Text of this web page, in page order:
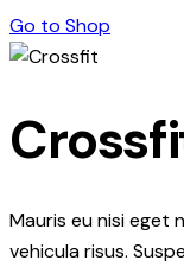
Go to Shop
Mauris eu nisi eget
vehicula risus.